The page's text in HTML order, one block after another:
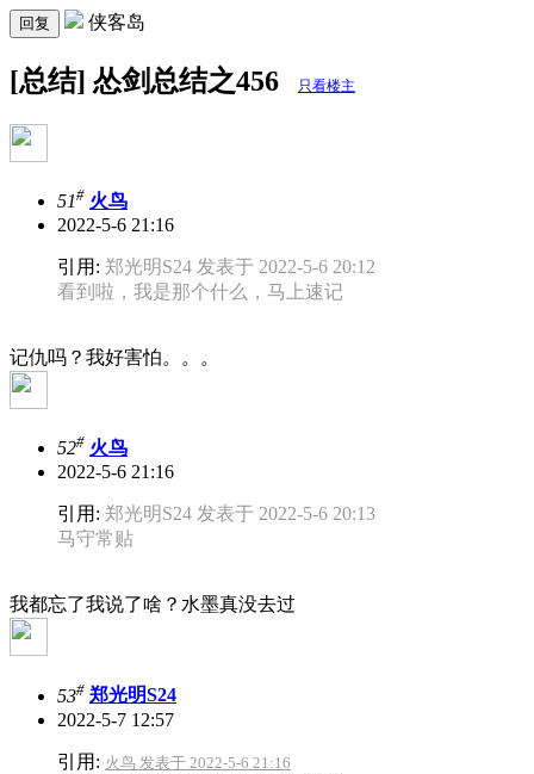
回复 侠客岛
[总结] 怂剑总结之456 只看楼主
51# 火鸟
2022-5-6 21:16
引用: 郑光明S24 发表于 2022-5-6 20:12
看到啦，我是那个什么，马上速记
记仇吗？我好害怕。。。
52# 火鸟
2022-5-6 21:16
引用: 郑光明S24 发表于 2022-5-6 20:13
马守常贴
我都忘了我说了啥？水墨真没去过
53# 郑光明S24
2022-5-7 12:57
引用: 火鸟 发表于 2022-5-6 21:16